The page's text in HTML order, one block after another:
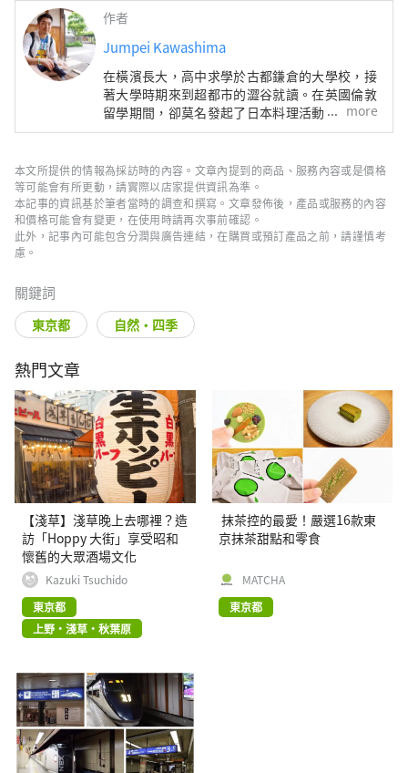
作者
Jumpei Kawashima
在橫濱長大，高中求學於古都鎌倉的大學校，接
著大學時期來到超都市的澀谷就讀。在英國倫敦
留學期間，卻莫名發起了日本料理活動，甚至當
起了料理人。目前則是一名仍在摸索中的寫作
more
本文所提供的情報為採訪時的內容。文章內提到的商品、服務內容或是價格
等可能會有所更動，請實際以店家提供資訊為準。
本記事的資訊基於筆者當時的調查和撰寫。文章發佈後，產品或服務的內容
和價格可能會有變更，在使用時請再次事前確認。
此外，記事內可能包含分潤與廣告連結，在購買或預訂產品之前，請謹慎考
慮。
關鍵詞
東京都 自然・四季
熱門文章
【淺草】淺草晚上去哪裡？造
訪「Hoppy 大街」享受昭和
懷舊的大眾酒場文化
Kazuki Tsuchido
東京都
上野・淺草・秋葉原
抹茶控的最愛！嚴選16款東
京抹茶甜點和零食
MATCHA
東京都